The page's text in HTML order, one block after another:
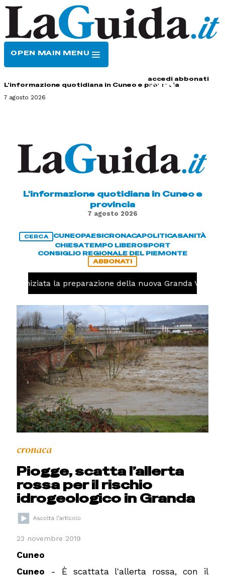
OPEN MAIN MENU
accedi abbonati
L'informazione quotidiana in Cuneo e provincia
7 agosto 2026
L'informazione quotidiana in Cuneo e
provincia
7 agosto 2026
CERCA CUNEOPAESICRONACAPOLITICASANITÀ
CHIESATEMPO LIBEROSPORT
CONSIGLIO REGIONALE DEL PIEMONTE
ABBONATI
iniziata la preparazione della nuova Granda Volley
cronaca
Piogge, scatta l’allerta
rossa per il rischio
idrogeologico in Granda
23 novembre 2019
Cuneo
Cuneo - È scattata l'allerta rossa, con il